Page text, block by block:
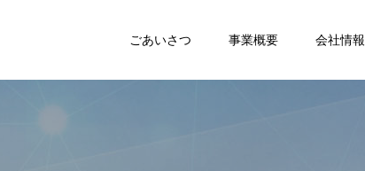
ごあいさつ 事業概要 会社情報